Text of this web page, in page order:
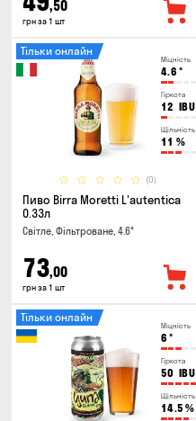
,50
грн за 1 шт
Міцність
4.6 °
Гіркота
12 IBU
Щільність
11 %
(0)
Тільки онлайн
Пиво Birra Moretti L'autentica
0.33л
Світле, Фільтроване, 4.6°
73,00
грн за 1 шт
Міцність
6 °
Гіркота
50 IBU
Щільність
14.5 %
Тільки онлайн